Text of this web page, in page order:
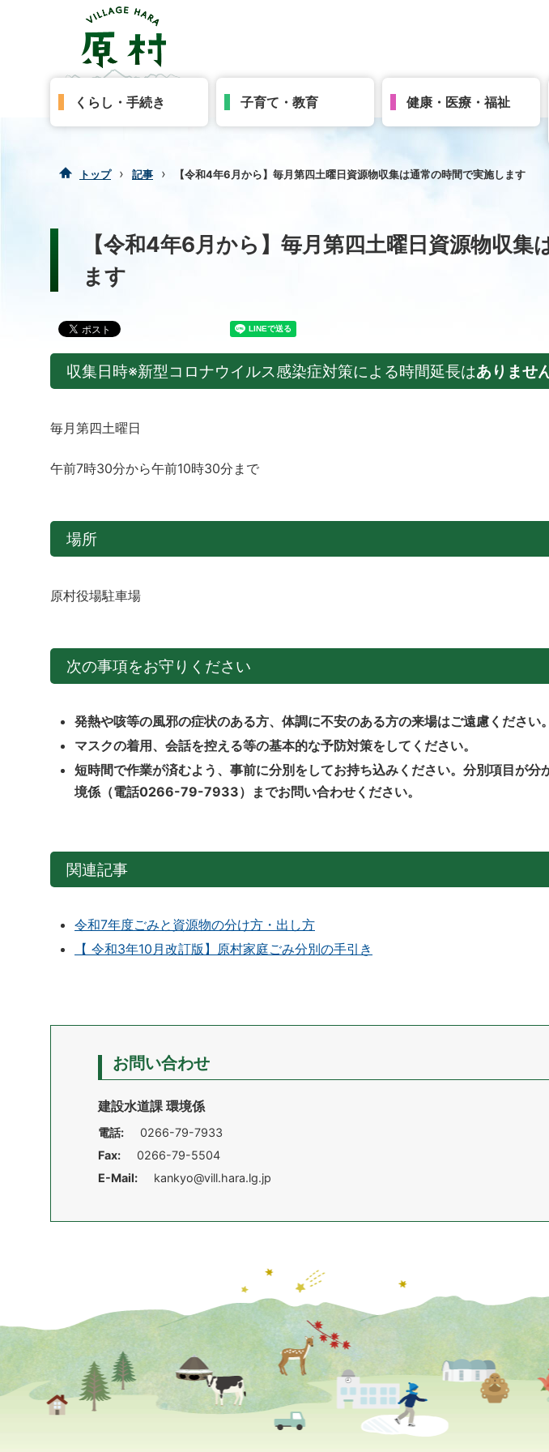
くらし・手続き 子育て・教育 健康・医療・福祉
トップ › 記事 › 【令和4年6月から】毎月第四土曜日資源物収集は通常の時間で実施します
【令和4年6月から】毎月第四土曜日資源物収集
ます
収集日時※新型コロナウイルス感染症対策による時間延長はありませ
毎月第四土曜日
午前7時30分から午前10時30分まで
場所
原村役場駐車場
次の事項をお守りください
発熱や咳等の風邪の症状のある方、体調に不安のある方の来場はご遠慮ください。
マスクの着用、会話を控える等の基本的な予防対策をしてください。
短時間で作業が済むよう、事前に分別をしてお持ち込みください。分別項目が分
境係（電話0266-79-7933）までお問い合わせください。
関連記事
令和7年度ごみと資源物の分け方・出し方
【 令和3年10月改訂版】原村家庭ごみ分別の手引き
お問い合わせ
建設水道課 環境係
電話:
0266-79-7933
Fax:
0266-79-5504
E-Mail:
kankyo@vill.hara.lg.jp